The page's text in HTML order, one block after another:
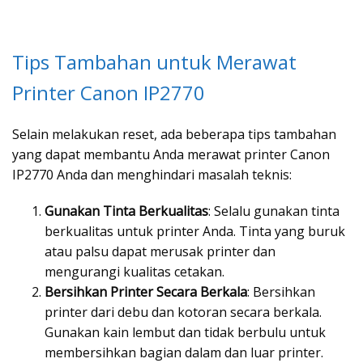
Tips Tambahan untuk Merawat
Printer Canon IP2770
Selain melakukan reset, ada beberapa tips tambahan
yang dapat membantu Anda merawat printer Canon
IP2770 Anda dan menghindari masalah teknis:
Gunakan Tinta Berkualitas: Selalu gunakan tinta
berkualitas untuk printer Anda. Tinta yang buruk
atau palsu dapat merusak printer dan
mengurangi kualitas cetakan.
Bersihkan Printer Secara Berkala: Bersihkan
printer dari debu dan kotoran secara berkala.
Gunakan kain lembut dan tidak berbulu untuk
membersihkan bagian dalam dan luar printer.